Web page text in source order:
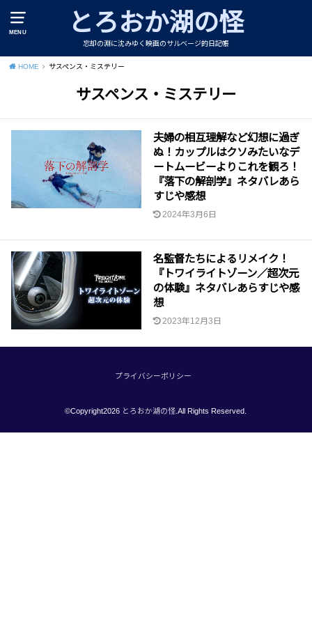
MENU とろおか湖の怪
忘却の淵に沈みゆく映画のサルベージ的日記帳
HOME サスペンス・ミステリー
サスペンス・ミステリー
夫婦の相互理解など幻想に過ぎ
ぬ！カップルはクソみたいなデ
ートムービーよりこれを観ろ！
『落下の解剖学』ネタバレあら
すじや感想
2024年3月6日
名監督たちによるリメイク！
『トワイライトゾーン／超次元
の体験』ネタバレあらすじや感
想
2023年12月3日
プライバシーポリシー
©Copyright2026 とろおか湖の怪 .All Rights Reserved.